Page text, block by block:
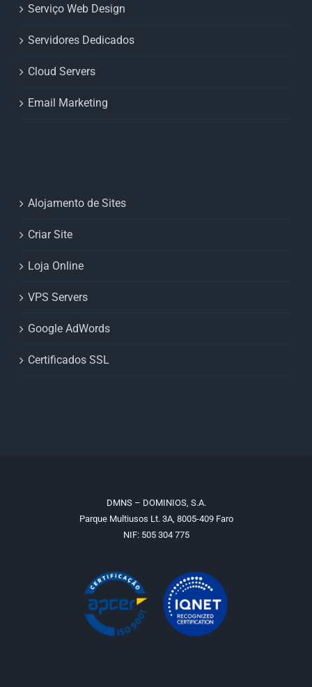
Serviço Web Design
Servidores Dedicados
Cloud Servers
Email Marketing
Alojamento de Sites
Criar Site
Loja Online
VPS Servers
Google AdWords
Certificados SSL
DMNS – DOMINIOS, S.A.
Parque Multiusos Lt. 3A, 8005-409 Faro
NIF: 505 304 775